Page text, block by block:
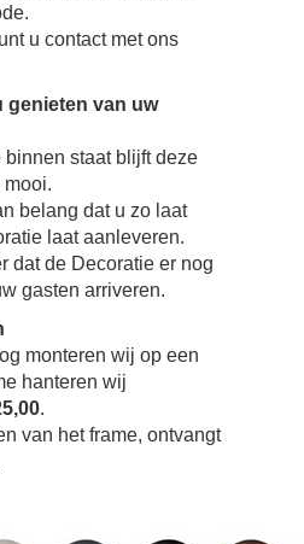
u contact met ons
genieten van uw
staat blijft deze
mooi.
belang dat u zo laat
laat aanleveren.
dat de Decoratie er nog
gasten arriveren.
monteren wij op een
hanteren wij
.
van het frame, ontvangt